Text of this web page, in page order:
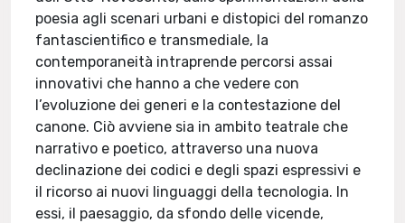
poesia agli scenari urbani e distopici del romanzo
fantascientifico e transmediale, la
contemporaneità intraprende percorsi assai
innovativi che hanno a che vedere con
l’evoluzione dei generi e la contestazione del
canone. Ciò avviene sia in ambito teatrale che
narrativo e poetico, attraverso una nuova
declinazione dei codici e degli spazi espressivi e
il ricorso ai nuovi linguaggi della tecnologia. In
essi, il paesaggio, da sfondo delle vicende,